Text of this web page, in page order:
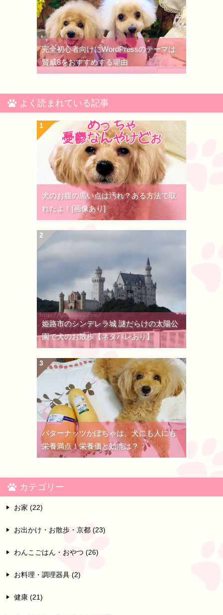
完全初心者向けにWordPressのテーマは
賢威8をおすすめする理由
よく読まれている記事
犬のお腹の黒い点は汚れ？ある方法で取
れたよ！[画像あり]
姫路市のシンデレラ城 謎だらけの太陽公
園で犬のお散歩【ネタバレあり】
バターナッツかぼちゃは、犬にも人にも
栄養満点！栄養価と効能は？
カテゴリー
お家 (22)
お出かけ・お散歩・京都 (23)
わんこごはん・おやつ (26)
お料理・調理器具 (2)
健康 (21)